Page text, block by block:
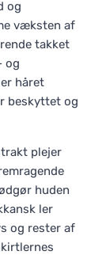
og
væksten af
takket
og
håret
beskyttet og
plejer
huden
ler
og rester af